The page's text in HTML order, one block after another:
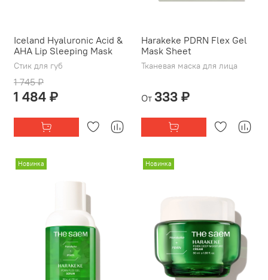
Iceland Hyaluronic Acid &
AHA Lip Sleeping Mask
Стик для губ
1 745 ₽
1 484 ₽
Harakeke PDRN Flex Gel
Mask Sheet
Тканевая маска для лица
От 333 ₽
Новинка Новинка